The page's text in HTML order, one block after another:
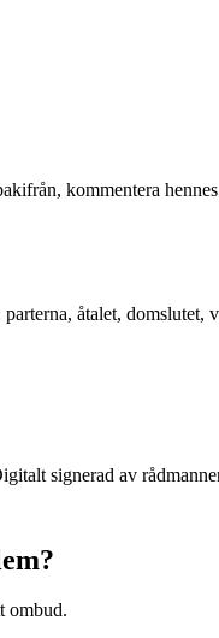
kommentera
åtalet,
signerad av
ombud.